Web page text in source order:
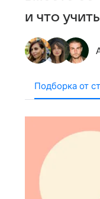
и что
Подборка от